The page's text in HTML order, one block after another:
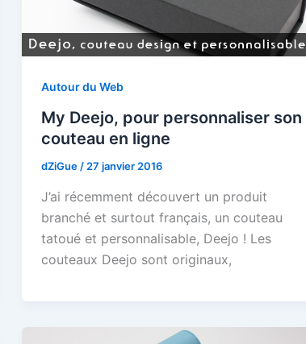
Autour du Web
My Deejo, pour personnaliser son
couteau en ligne
dZiGue / 27 janvier 2016
J’ai récemment découvert un produit
branché et surtout français, un couteau
tatoué et personnalisable, Deejo ! Les
couteaux Deejo sont originaux,